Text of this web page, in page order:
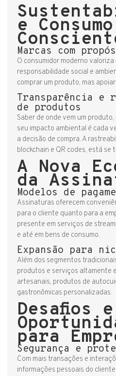
e Consumo
Marcas com
O consumidor moderno
responsabilidade social e
comprar um produto, mas
Transparência e
de produtos
Saber de onde vem um
seu impacto ambiental é cada
a decisão de compra. A
blockchain e QR codes, está se
A Nova
da
Modelos de
Assinaturas oferecem
para o cliente quanto para a
presente em serviços de
e até em bens de consumo.
Expansão para
Além dos segmentos
produtos e serviços altamente
artesanais, produtos de
gastronômicas personalizadas.
Desafios e
para
Segurança e
Com mais transações e
informações pessoais do